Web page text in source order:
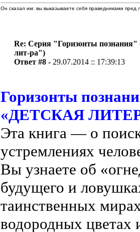
Он сказал им: вы выказываете себя праведниками
Re: Серия "Горизонты познания"
лит-ра")
Ответ #8 - 29.07.2014 :: 17:39:13
Горизонты
«ДЕТСКАЯ
Эта книга — о
устремлениях
Вы узнаете об
будущего и
таинственных
водородных цветах